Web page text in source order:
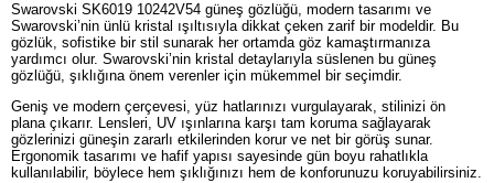
Swarovski SK6019 10242V54 güneş gözlüğü, modern tasarımı ve
Swarovski’nin ünlü kristal ışıltısıyla dikkat çeken zarif bir modeldir. Bu
gözlük, sofistike bir stil sunarak her ortamda göz kamaştırmanıza
yardımcı olur. Swarovski’nin kristal detaylarıyla süslenen bu güneş
gözlüğü, şıklığına önem verenler için mükemmel bir seçimdir.
Geniş ve modern çerçevesi, yüz hatlarınızı vurgulayarak, stilinizi ön
plana çıkarır. Lensleri, UV ışınlarına karşı tam koruma sağlayarak
gözlerinizi güneşin zararlı etkilerinden korur ve net bir görüş sunar.
Ergonomik tasarımı ve hafif yapısı sayesinde gün boyu rahatlıkla
kullanılabilir, böylece hem şıklığınızı hem de konforunuzu koruyabilirsiniz.